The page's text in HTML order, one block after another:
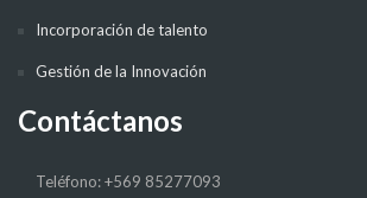
Incorporación de talento
Gestión de la Innovación
Contáctanos
Teléfono: +569 85277093